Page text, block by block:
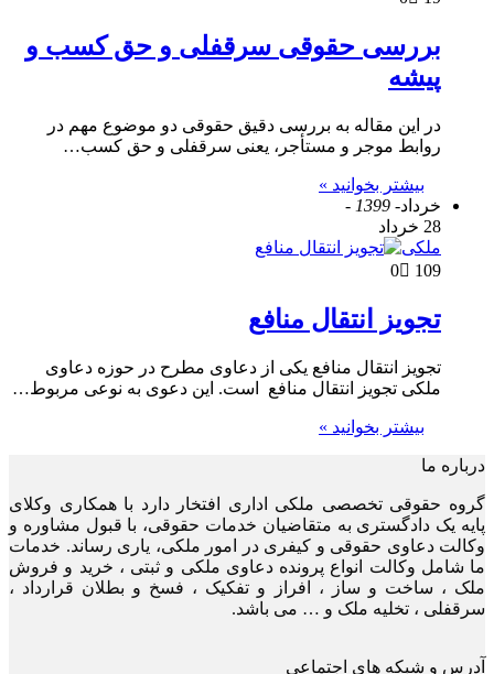
بررسی حقوقی سرقفلی و حق کسب و
پیشه
در این مقاله به بررسی دقیق حقوقی دو موضوع مهم در
روابط موجر و مستأجر، یعنی سرقفلی و حق کسب…
بیشتر بخوانید »
خرداد- 1399 -
28 خرداد
ملکی
0
109
تجویز انتقال منافع
تجویز انتقال منافع یکی از دعاوی مطرح در حوزه دعاوی
ملکی تجویز انتقال منافع است. این دعوی به نوعی مربوط…
بیشتر بخوانید »
درباره ما
گروه حقوقی تخصصی ملکی اداری افتخار دارد با همکاری وکلای
پایه یک دادگستری به متقاضیان خدمات حقوقی، با قبول مشاوره و
وکالت دعاوی حقوقی و کیفری در امور ملکی، یاری رساند. خدمات
ما شامل وکالت انواع پرونده دعاوی ملکی و ثبتی ، خرید و فروش
ملک ، ساخت و ساز ، افراز و تفکیک ، فسخ و بطلان قرارداد ،
سرقفلی ، تخلیه ملک و … می باشد.
آدرس و شبکه های اجتماعی